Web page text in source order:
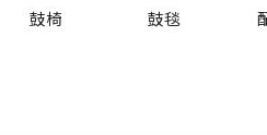
鼓椅 鼓毯